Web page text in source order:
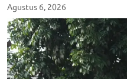
Agustus 6, 2026